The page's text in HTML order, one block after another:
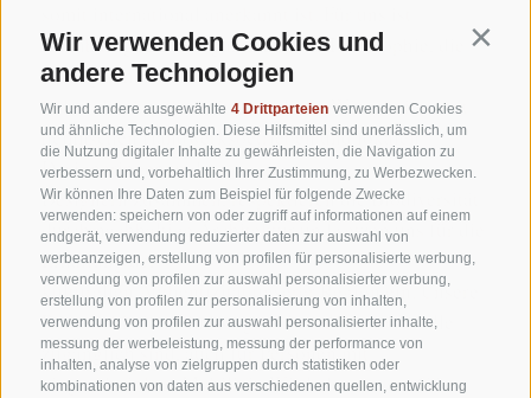
Wir verwenden Cookies und
andere Technologien
Wir und andere ausgewählte 4 Drittparteien verwenden Cookies
und ähnliche Technologien. Diese Hilfsmittel sind unerlässlich, um
die Nutzung digitaler Inhalte zu gewährleisten, die Navigation zu
verbessern und, vorbehaltlich Ihrer Zustimmung, zu Werbezwecken.
Wir können Ihre Daten zum Beispiel für folgende Zwecke
verwenden: speichern von oder zugriff auf informationen auf einem
endgerät, verwendung reduzierter daten zur auswahl von
werbeanzeigen, erstellung von profilen für personalisierte werbung,
verwendung von profilen zur auswahl personalisierter werbung,
erstellung von profilen zur personalisierung von inhalten,
verwendung von profilen zur auswahl personalisierter inhalte,
messung der werbeleistung, messung der performance von
inhalten, analyse von zielgruppen durch statistiken oder
kombinationen von daten aus verschiedenen quellen, entwicklung
Nachhaltigkeit eine ganzheitliche Philosophie, die
ökologische, soziale und
kulturelle Aspekte miteinschließt. Wir arbeiten mit
heimischen Handwerksbetrieben und lokalen
Designerinnen und
Designern zusammen, respektieren die Biodiversität
durch nachhaltige Architektur und setzen uns für die
Erhaltung der
kulturellen Authentizität unserer Region ein. Unsere
Räumlichkeiten sind so gestaltet, dass sie für alle
zugänglich sind, auch für Personen mit
eingeschränkter Mobilität. Wir laden unsere Gäste